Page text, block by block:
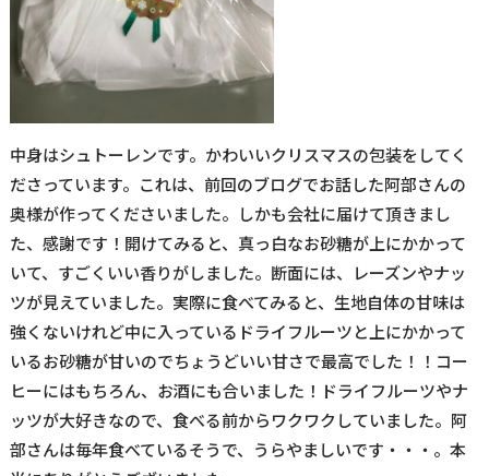
中身はシュトーレンです。かわいいクリスマスの包装をしてく
ださっています。これは、前回のブログでお話した阿部さんの
奥様が作ってくださいました。しかも会社に届けて頂きまし
た、感謝です！開けてみると、真っ白なお砂糖が上にかかって
いて、すごくいい香りがしました。断面には、レーズンやナッ
ツが見えていました。実際に食べてみると、生地自体の甘味は
強くないけれど中に入っているドライフルーツと上にかかって
いるお砂糖が甘いのでちょうどいい甘さで最高でした！！コー
ヒーにはもちろん、お酒にも合いました！ドライフルーツやナ
ッツが大好きなので、食べる前からワクワクしていました。阿
部さんは毎年食べているそうで、うらやましいです・・・。本